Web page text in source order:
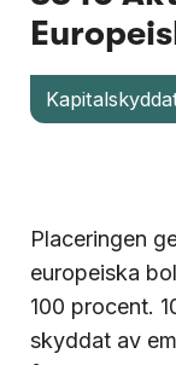
Placeringen
europeiska
100 procent.
skyddat av